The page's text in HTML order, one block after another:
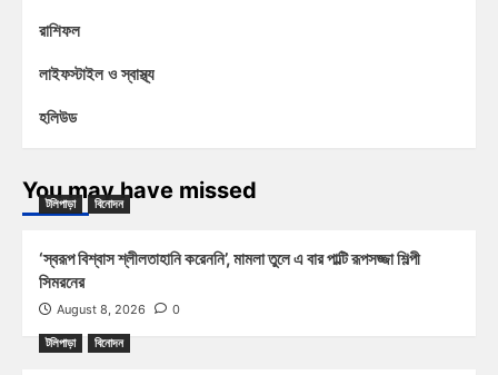
রাশিফল
লাইফস্টাইল ও স্বাস্থ্য
হলিউড
You may have missed
টলিপাড়া বিনোদন
‘স্বরূপ বিশ্বাস শ্লীলতাহানি করেননি’, মামলা তুলে এ বার পাল্টি রূপসজ্জা শিল্পী
সিমরনের
August 8, 2026 0
টলিপাড়া বিনোদন